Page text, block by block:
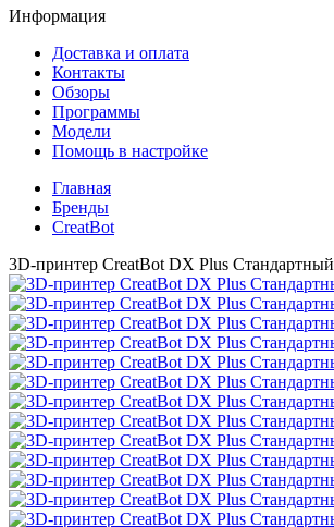
Информация
Доставка и оплата
Контакты
Обзоры
Программы
Модели
Помощь в настройке
Главная
Бренды
CreatBot
3D-принтер CreatBot DX Plus Стандартный